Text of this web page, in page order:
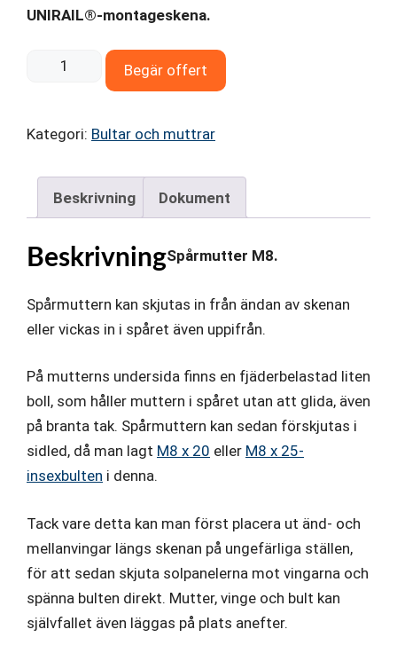
UNIRAIL®-montageskena.
Spårmutter
Begär offert
Kategori: Bultar och muttrar
Beskrivning Dokument
BeskrivningSpårmutter M8.
Spårmuttern kan skjutas in från ändan av skenan
eller vickas in i spåret även uppifrån.
På mutterns undersida finns en fjäderbelastad liten
boll, som håller muttern i spåret utan att glida, även
på branta tak. Spårmuttern kan sedan förskjutas i
sidled, då man lagt M8 x 20 eller M8 x 25-
insexbulten i denna.
Tack vare detta kan man först placera ut änd- och
mellanvingar längs skenan på ungefärliga ställen,
för att sedan skjuta solpanelerna mot vingarna och
spänna bulten direkt. Mutter, vinge och bult kan
självfallet även läggas på plats anefter.